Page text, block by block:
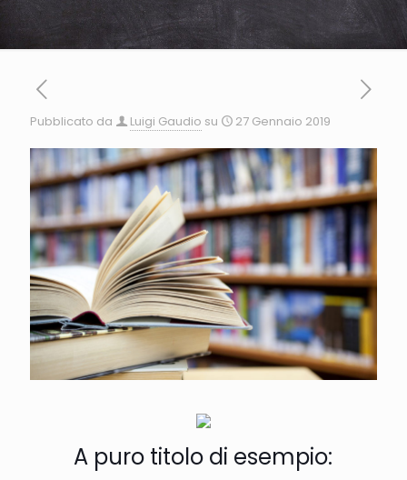
Pubblicato da Luigi Gaudio su 27 Gennaio 2019
A puro titolo di esempio: